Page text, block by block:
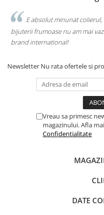
E absolut minunat
bijuterii frumoase nu am mai
brand international!
Newsletter Nu rata ofertele si
Vreau sa primesc
magazinului. Afla
Confidentialitate
DATE